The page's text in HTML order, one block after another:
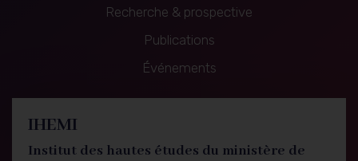
NavigationRecherche & prospective
Publications
Événements
IHEMI
Institut des hautes études du ministère de